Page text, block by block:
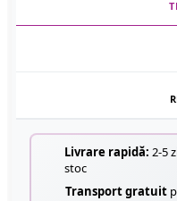
Livrare rapidă: 2-5
stoc
Transport gratuit